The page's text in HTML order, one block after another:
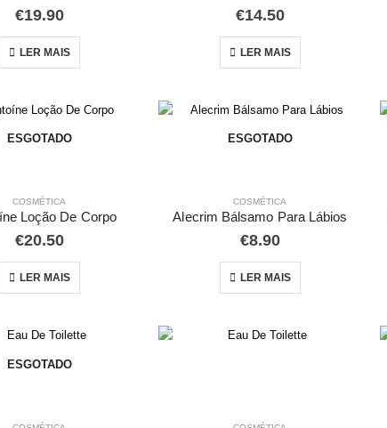
€19.90
LER MAIS
€14.50
LER MAIS
ESGOTADO
COSMÉTICA
Loção De Corpo
€20.50
LER MAIS
ESGOTADO
COSMÉTICA
Alecrim Bálsamo Para Lábios
€8.90
LER MAIS
ESGOTADO